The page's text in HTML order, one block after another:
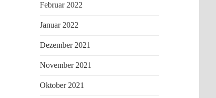
Februar 2022
Januar 2022
Dezember 2021
November 2021
Oktober 2021